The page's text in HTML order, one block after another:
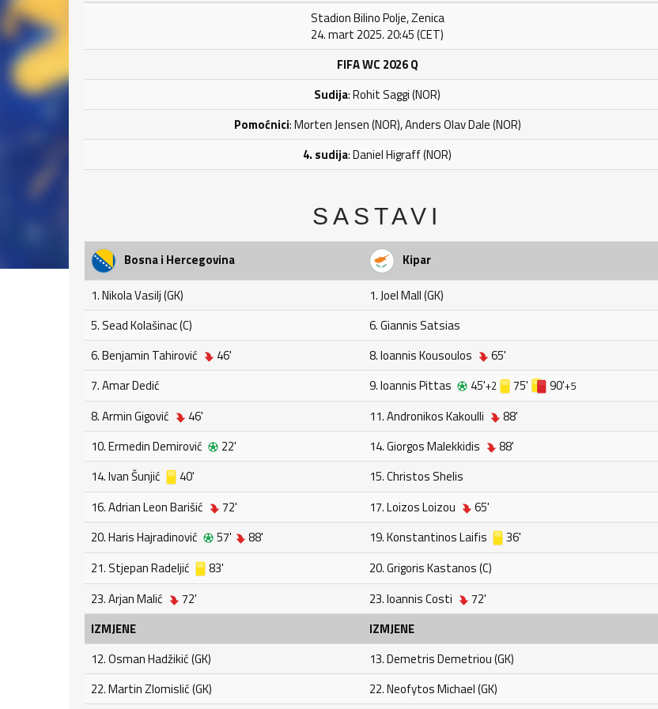
Stadion Bilino Polje, Zenica
24. mart 2025. 20:45 (CET)
FIFA WC 2026 Q
Sudija: Rohit Saggi (NOR)
Pomoćnici: Morten Jensen (NOR), Anders Olav Dale (NOR)
4. sudija: Daniel Higraff (NOR)
SASTAVI
Bosna i Hercegovina
Kipar
1. Nikola Vasilj (GK)
1. Joel Mall (GK)
5. Sead Kolašinac (C)
6. Giannis Satsias
6. Benjamin Tahirović
46' 8. Ioannis Kousoulos
65'
7. Amar Dedić
9. Ioannis Pittas 45'+2 75' 90'+5
8. Armin Gigović 46' 11. Andronikos Kakoulli
88'
10. Ermedin Demirović
22' 14. Giorgos Malekkidis
88'
14. Ivan Šunjić
40'
15. Christos Shelis
16. Adrian Leon Barišić
72' 17. Loizos Loizou
65'
20. Haris Hajradinović
57' 88' 19. Konstantinos Laifis
36'
21. Stjepan Radeljić
83'
20. Grigoris Kastanos (C)
23. Arjan Malić
72' 23. Ioannis Costi
72'
IZMJENE
IZMJENE
12. Osman Hadžikić (GK)
13. Demetris Demetriou (GK)
22. Martin Zlomislić (GK)
22. Neofytos Michael (GK)